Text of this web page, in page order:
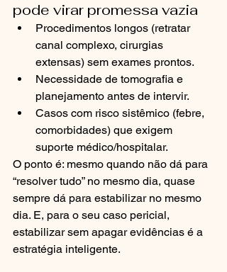
pode virar promessa vazia
Procedimentos longos (retratar
canal complexo, cirurgias
extensas) sem exames prontos.
Necessidade de tomografia e
planejamento antes de intervir.
Casos com risco sistêmico (febre,
comorbidades) que exigem
suporte médico/hospitalar.
O ponto é: mesmo quando não dá para
“resolver tudo” no mesmo dia, quase
sempre dá para estabilizar no mesmo
dia. E, para o seu caso pericial,
estabilizar sem apagar evidências é a
estratégia inteligente.